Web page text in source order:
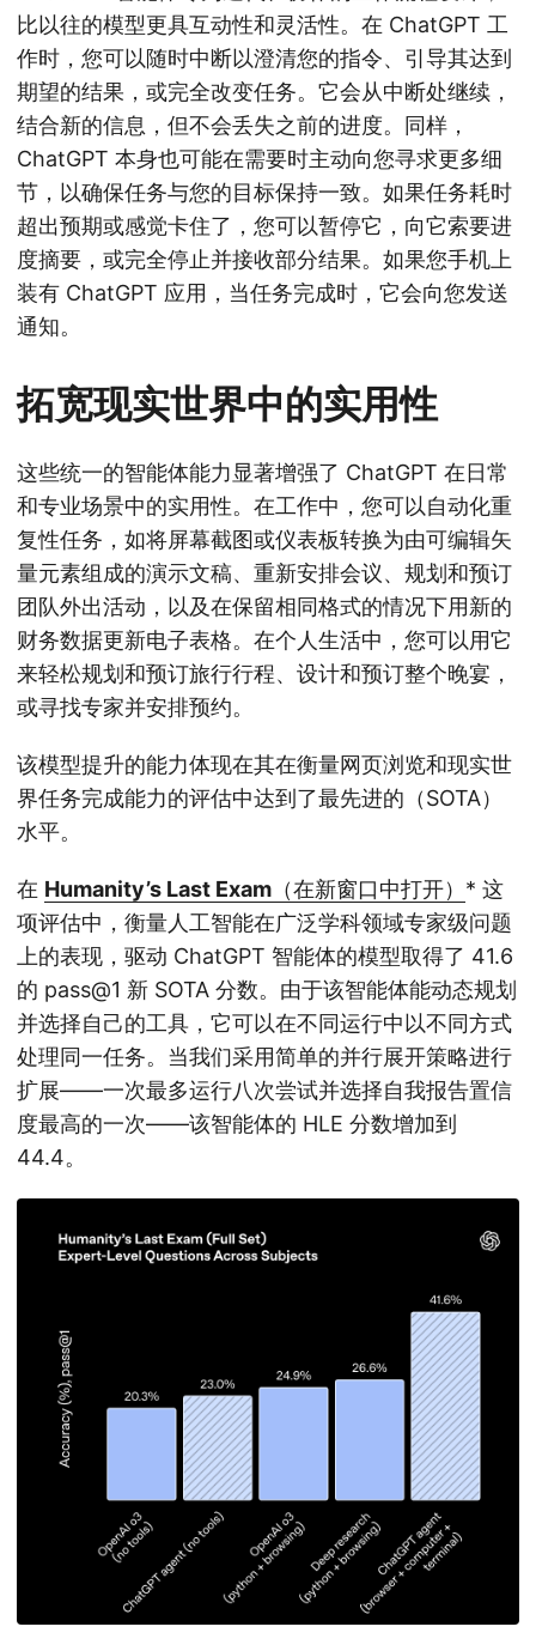
比以往的模型更具互动性和灵活性。在 ChatGPT 工
作时，您可以随时中断以澄清您的指令、引导其达到
期望的结果，或完全改变任务。它会从中断处继续，
结合新的信息，但不会丢失之前的进度。同样，
ChatGPT 本身也可能在需要时主动向您寻求更多细
节，以确保任务与您的目标保持一致。如果任务耗时
超出预期或感觉卡住了，您可以暂停它，向它索要进
度摘要，或完全停止并接收部分结果。如果您手机上
装有 ChatGPT 应用，当任务完成时，它会向您发送
通知。
拓宽现实世界中的实用性
这些统一的智能体能力显著增强了 ChatGPT 在日常
和专业场景中的实用性。在工作中，您可以自动化重
复性任务，如将屏幕截图或仪表板转换为由可编辑矢
量元素组成的演示文稿、重新安排会议、规划和预订
团队外出活动，以及在保留相同格式的情况下用新的
财务数据更新电子表格。在个人生活中，您可以用它
来轻松规划和预订旅行行程、设计和预订整个晚宴，
或寻找专家并安排预约。
该模型提升的能力体现在其在衡量网页浏览和现实世
界任务完成能力的评估中达到了最先进的（SOTA）
水平。
在 Humanity’s Last Exam （在新窗口中打开） * 这
项评估中，衡量人工智能在广泛学科领域专家级问题
上的表现，驱动 ChatGPT 智能体的模型取得了 41.6
的 pass@1 新 SOTA 分数。由于该智能体能动态规划
并选择自己的工具，它可以在不同运行中以不同方式
处理同一任务。当我们采用简单的并行展开策略进行
扩展——一次最多运行八次尝试并选择自我报告置信
度最高的一次——该智能体的 HLE 分数增加到
44.4。